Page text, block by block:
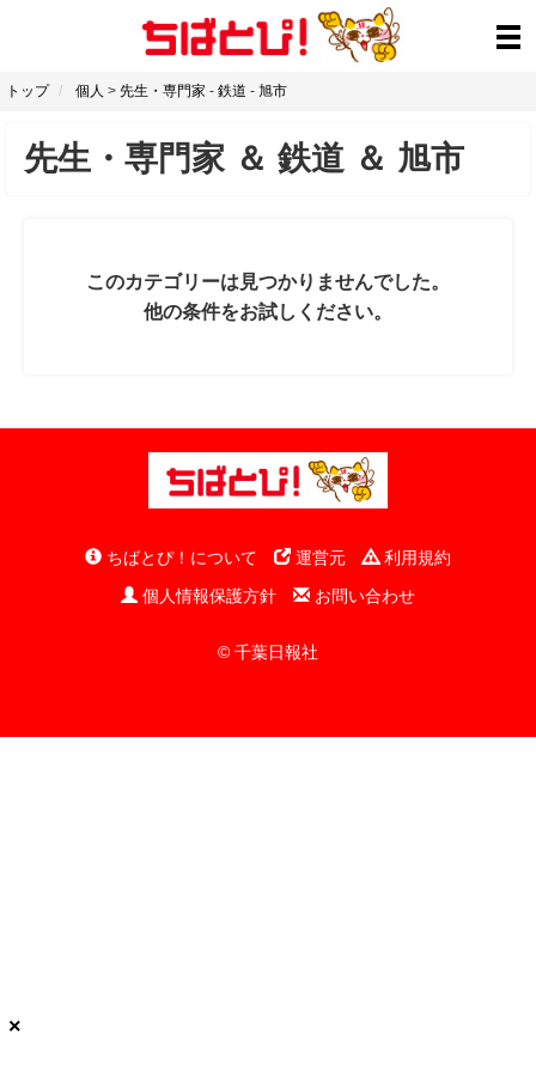
トップ 個人 > 先生・専門家 - 鉄道 - 旭市
先生・専門家 ＆ 鉄道 ＆ 旭市
このカテゴリーは見つかりませんでした。
他の条件をお試しください。
ちばとぴ！について 運営元
利用規約
個人情報保護方針
お問い合わせ
© 千葉日報社
×